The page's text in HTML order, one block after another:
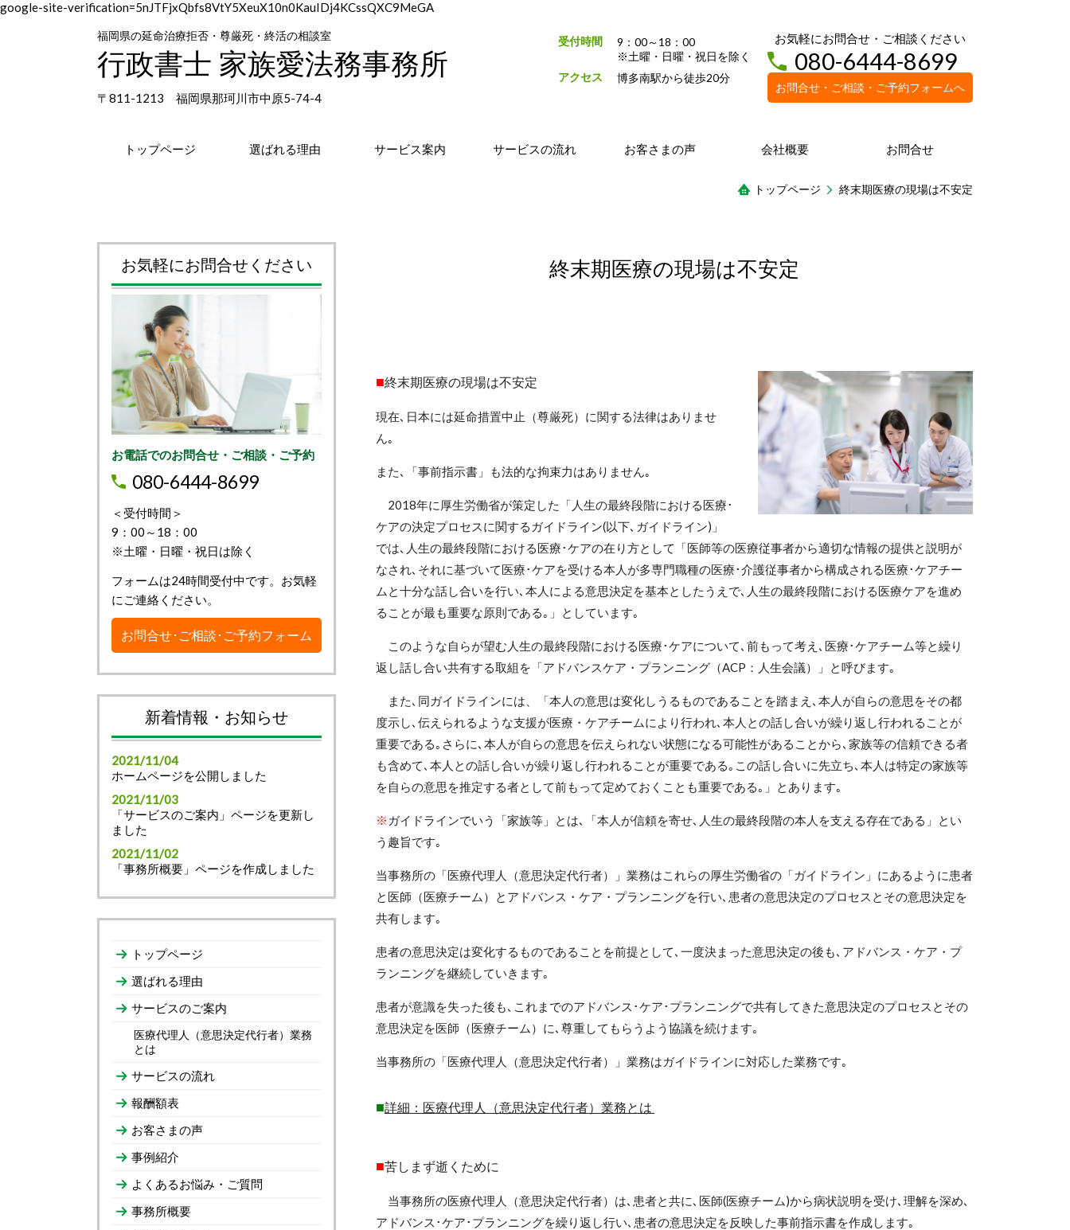
google-site-verification=5nJTFjxQbfs8VtY5XeuX10n0KauIDj4KCssQXC9MeGA
福岡県の延命治療拒否・尊厳死・終活の相談室
行政書士 家族愛法務事務所
〒811-1213 福岡県那珂川市中原5-74-4
受付時間
9：00～18：00
※土曜・日曜・祝日を除く
アクセス
博多南駅から徒歩20分
お気軽にお問合せ・ご相談ください
080-6444-8699
お問合せ・ご相談・ご予約フォームへ
トップページ 選ばれる理由 サービス案内 サービスの流れ お客さまの声 会社概要 お問合せ
トップページ 終末期医療の現場は不安定
終末期医療の現場は不安定
■終末期医療の現場は不安定
現在､日本には延命措置中止（尊厳死）に関する法律はありませ
ん｡
また､「事前指示書」も法的な拘束力はありません｡
2018年に厚生労働省が策定した「人生の最終段階における医療･
ケアの決定プロセスに関するガイドライン(以下､ガイドライン)」
では､人生の最終段階における医療･ケアの在り方として「医師等の医療従事者から適切な情報の提供と説明が
なされ､それに基づいて医療･ケアを受ける本人が多専門職種の医療･介護従事者から構成される医療･ケアチー
ムと十分な話し合いを行い､本人による意思決定を基本としたうえで､人生の最終段階における医療ケアを進め
ることが最も重要な原則である｡」としています｡
このような自らが望む人生の最終段階における医療･ケアについて､前もって考え､医療･ケアチーム等と繰り
返し話し合い共有する取組を「アドバンスケア・プランニング（ACP：人生会議）」と呼びます｡
また､同ガイドラインには、「本人の意思は変化しうるものであることを踏まえ､本人が自らの意思をその都
度示し､伝えられるような支援が医療・ケアチームにより行われ､本人との話し合いが繰り返し行われることが
重要である｡さらに､本人が自らの意思を伝えられない状態になる可能性があることから､家族等の信頼できる者
も含めて､本人との話し合いが繰り返し行われることが重要である｡この話し合いに先立ち､本人は特定の家族等
を自らの意思を推定する者として前もって定めておくことも重要である｡」とあります｡
※ ガイドラインでいう「家族等」とは､「本人が信頼を寄せ､人生の最終段階の本人を支える存在である」とい
う趣旨です｡
当事務所の「医療代理人（意思決定代行者）」業務はこれらの厚生労働省の「ガイドライン」にあるように患者
と医師（医療チーム）とアドバンス・ケア・プランニングを行い､患者の意思決定のプロセスとその意思決定を
共有します｡
患者の意思決定は変化するものであることを前提として､一度決まった意思決定の後も､アドバンス・ケア・プ
ランニングを継続していきます｡
患者が意識を失った後も､これまでのアドバンス･ケア･プランニングで共有してきた意思決定のプロセスとその
意思決定を医師（医療チーム）に､尊重してもらうよう協議を続けます｡
当事務所の「医療代理人（意思決定代行者）」業務はガイドラインに対応した業務です｡
■詳細：医療代理人（意思決定代行者）業務とは
■苦しまず逝くために
当事務所の医療代理人（意思決定代行者）は､患者と共に､医師(医療チーム)から病状説明を受け､理解を深め､
アドバンス･ケア･プランニングを繰り返し行い､患者の意思決定を反映した事前指示書を作成します｡
お気軽にお問合せください
お電話でのお問合せ・ご相談・ご予約
080-6444-8699
＜受付時間＞
9：00～18：00
※土曜・日曜・祝日は除く
フォームは24時間受付中です。お気軽
にご連絡ください。
お問合せ･ご相談･ご予約フォーム
新着情報・お知らせ
2021/11/04
ホームページを公開しました
2021/11/03
「サービスのご案内」ページを更新し
ました
2021/11/02
「事務所概要」ページを作成しました
トップページ
選ばれる理由
サービスのご案内
医療代理人（意思決定代行者）業務
とは
サービスの流れ
報酬額表
お客さまの声
事例紹介
よくあるお悩み・ご質問
事務所概要